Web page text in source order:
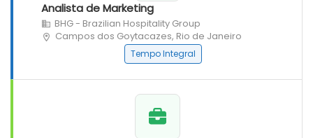
Analista de Marketing
BHG - Brazilian Hospitality Group
Campos dos Goytacazes, Rio de Janeiro
Tempo Integral